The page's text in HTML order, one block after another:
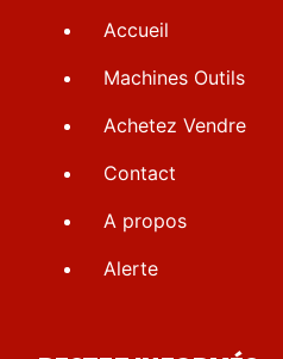
Accueil
Machines Outils
Achetez Vendre
Contact
A propos
Alerte